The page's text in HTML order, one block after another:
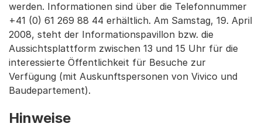
werden. Informationen sind über die Telefonnummer
+41 (0) 61 269 88 44 erhältlich. Am Samstag, 19. April
2008, steht der Informationspavillon bzw. die
Aussichtsplattform zwischen 13 und 15 Uhr für die
interessierte Öffentlichkeit für Besuche zur
Verfügung (mit Auskunftspersonen von Vivico und
Baudepartement).
Hinweise